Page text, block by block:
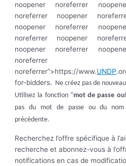
noopener noreferrer
noreferrer noopener
noopener noreferrer
noreferrer noopener
noopener noreferrer
noreferrer
noreferrer”>https://www.UNDP
for-bidders. Ne créez pas de
Utilisez la fonction “mot de passe
pas du mot de passe ou du nom
précédente.
Recherchez l’offre spécifique à
recherche et abonnez-vous à
notifications en cas de